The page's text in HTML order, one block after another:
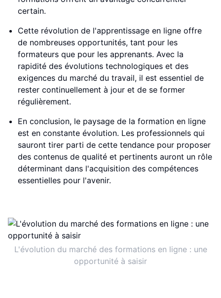
certain.
Cette révolution de l'apprentissage en ligne offre
de nombreuses opportunités, tant pour les
formateurs que pour les apprenants. Avec la
rapidité des évolutions technologiques et des
exigences du marché du travail, il est essentiel de
rester continuellement à jour et de se former
régulièrement.
En conclusion, le paysage de la formation en ligne
est en constante évolution. Les professionnels qui
sauront tirer parti de cette tendance pour proposer
des contenus de qualité et pertinents auront un rôle
déterminant dans l'acquisition des compétences
essentielles pour l'avenir.
L'évolution du marché des formations en ligne : une
opportunité à saisir